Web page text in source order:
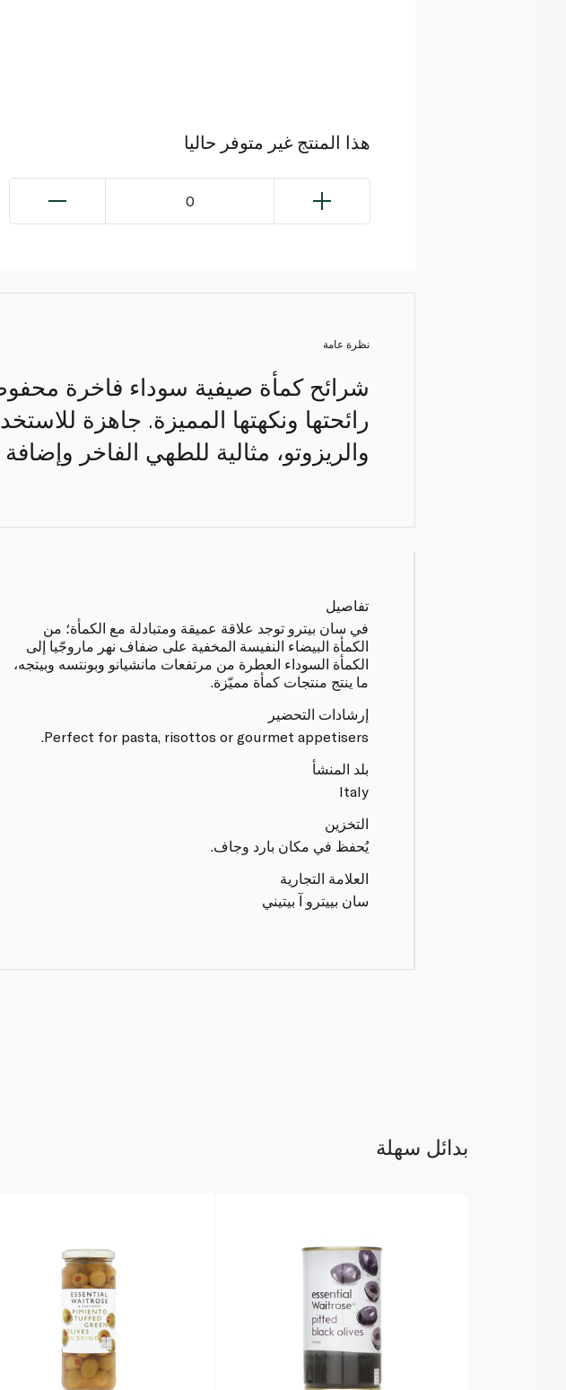
هذا المنتج غير متوفر حاليا
0
نظرة عامة
شرائح كمأة صيفية سوداء فاخرة
رائحتها ونكهتها المميزة. جاهزة
والريزوتو، مثالية للطهي الفاخر
تفاصيل
في سان بيترو توجد علاقة عميقة ومتبادلة مع الكمأة؛ من
الكمأة البيضاء النفيسة المخفية على ضفاف نهر ماروجّيا إلى
الكمأة السوداء العطرة من مرتفعات مانشيانو وبونتسه وبيتجه،
ما ينتج منتجات كمأة مميّزة.
إرشادات التحضير
Perfect for pasta, risottos or gourmet appetisers.
بلد المنشأ
Italy
التخزين
يُحفظ في مكان بارد وجاف.
العلامة التجارية
سان بييترو آ بيتيني
بدائل سهلة